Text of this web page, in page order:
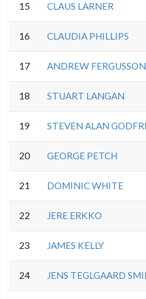
15 CLAUS LARNER
16 CLAUDIA PHILLIPS
17 ANDREW
18 STUART LANGAN
19 STEVEN ALAN
20 GEORGE PETCH
21 DOMINIC WHITE
22 JERE ERKKO
23 JAMES KELLY
24 JENS TEGLGAARD